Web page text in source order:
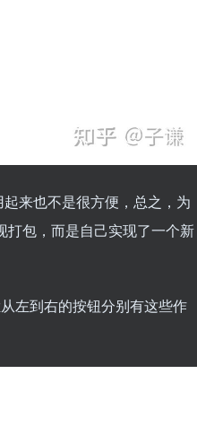
来也不是很方便，总之，为
打包，而是自己实现了一个新
左到右的按钮分别有这些作